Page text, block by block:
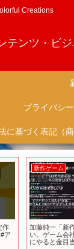
Creations
テンツ・ビジ
作
ア
新作ゲーム
加藤純一「新
い。ゲーム会
にやると金目